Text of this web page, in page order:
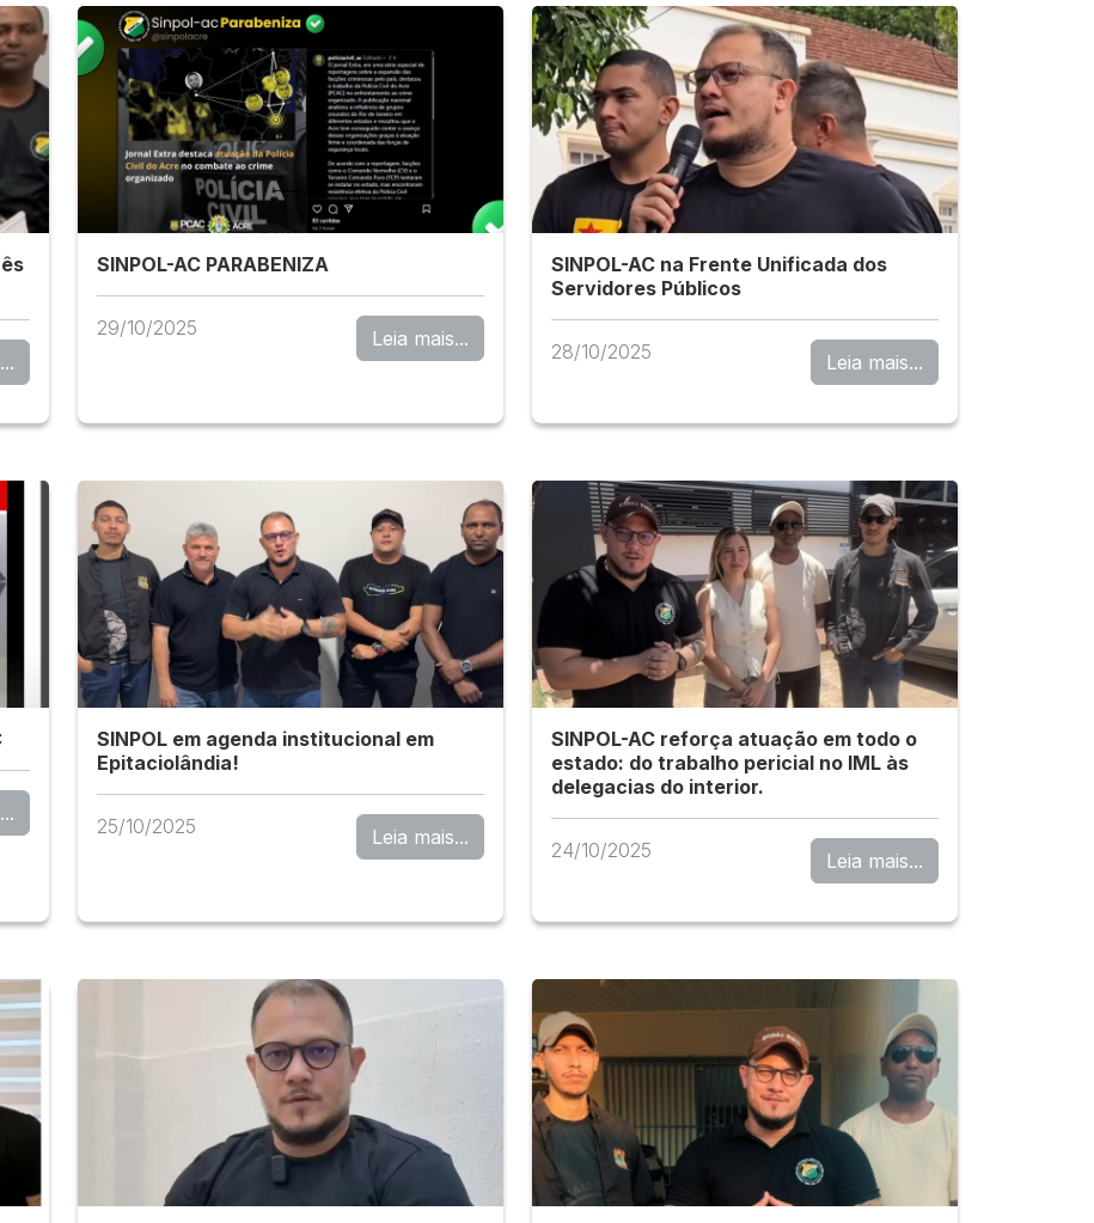
SINPOL-AC PARABENIZA
29/10/2025 Leia mais...
SINPOL-AC na Frente Unificada dos
Servidores Públicos
28/10/2025 Leia mais...
SINPOL em agenda institucional em
Epitaciolândia!
25/10/2025 Leia mais...
SINPOL-AC reforça atuação em todo o
estado: do trabalho pericial no IML às
delegacias do interior.
24/10/2025 Leia mais...